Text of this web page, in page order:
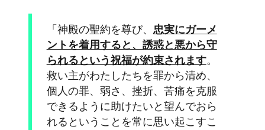
「神殿の聖約を尊び、 忠実にガーメ
ントを着用すると、誘惑と悪から守
られるという祝福が約束されます。
救い主がわたしたちを罪から清め、
個人の罪、弱さ、挫折、苦痛を克服
できるように助けたいと望んでおら
れるということを常に思い起こすこ